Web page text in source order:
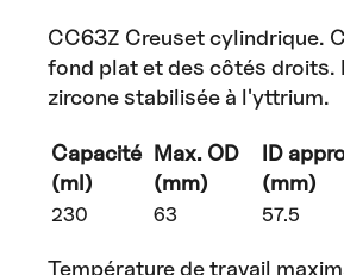
CC63Z Creuset cylindrique.
fond plat et des côtés droits.
zircone stabilisée à l'yttrium.
Capacité
(ml)
Max. OD
(mm)
ID
(mm)
230 63 57.5
Température de travail